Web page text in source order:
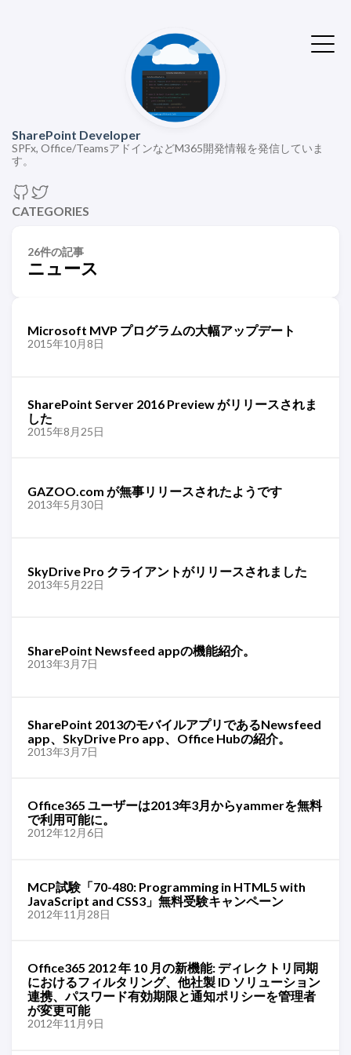
SharePoint Developer
SPFx, Office/TeamsアドインなどM365開発情報を発信していま
す。
CATEGORIES
26件の記事
ニュース
Microsoft MVP プログラムの大幅アップデート
2015年10月8日
SharePoint Server 2016 Preview がリリースされま
した
2015年8月25日
GAZOO.com が無事リリースされたようです
2013年5月30日
SkyDrive Pro クライアントがリリースされました
2013年5月22日
SharePoint Newsfeed appの機能紹介。
2013年3月7日
SharePoint 2013のモバイルアプリであるNewsfeed
app、SkyDrive Pro app、Office Hubの紹介。
2013年3月7日
Office365 ユーザーは2013年3月からyammerを無料
で利用可能に。
2012年12月6日
MCP試験「70-480: Programming in HTML5 with
JavaScript and CSS3」無料受験キャンペーン
2012年11月28日
Office365 2012 年 10 月の新機能: ディレクトリ同期
におけるフィルタリング、他社製 ID ソリューション
連携、パスワード有効期限と通知ポリシーを管理者
が変更可能
2012年11月9日